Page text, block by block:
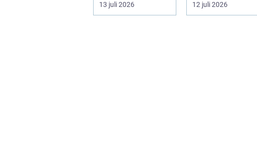
upp att gör...
13 juli 2026
är b...
12 juli 2026